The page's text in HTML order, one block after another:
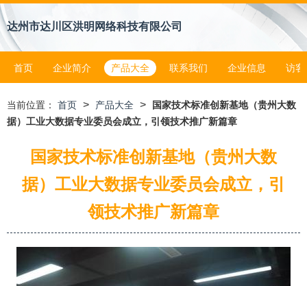
达州市达川区洪明网络科技有限公司
首页 企业简介 产品大全 联系我们 企业信息 访客
当前位置： 首页 > 产品大全 >
国家技术标准创新基地（贵州大数
据）工业大数据专业委员会成立，引领技术推广新篇章
国家技术标准创新基地（贵州大数
据）工业大数据专业委员会成立，引
领技术推广新篇章